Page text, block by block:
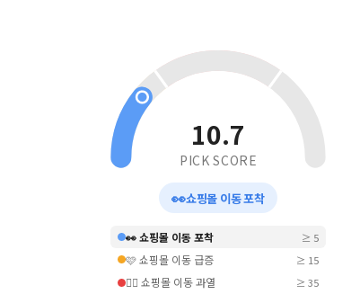
10.7
PICK SCORE
👀쇼핑몰 이동 포착
👀 쇼핑몰 이동 포착 ≥ 5
🩷 쇼핑몰 이동 급증 ≥ 15
❤️‍🔥 쇼핑몰 이동 과열 ≥ 35